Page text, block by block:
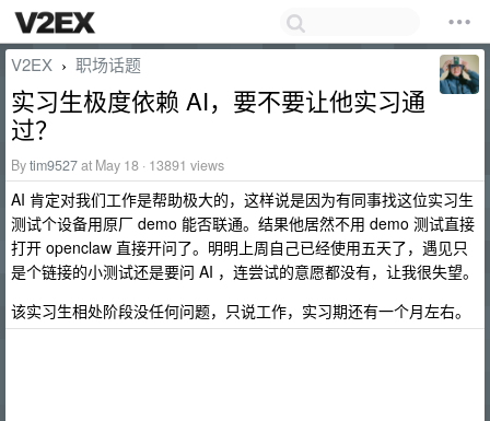
V2EX › 职场话题
实习生极度依赖 AI，要不要让他实习通
过？
Bytim9527at May 18 · 13891 views
AI 肯定对我们工作是帮助极大的，这样说是因为有同事找这位实习生
测试个设备用原厂 demo 能否联通。结果他居然不用 demo 测试直接
打开 openclaw 直接开问了。明明上周自己已经使用五天了，遇见只
是个链接的小测试还是要问 AI ，连尝试的意愿都没有，让我很失望。
该实习生相处阶段没任何问题，只说工作，实习期还有一个月左右。